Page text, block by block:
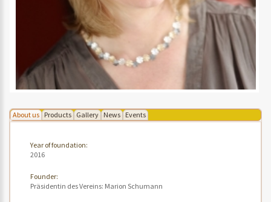
About us Products Gallery News Events
Year of foundation:
2016
Founder:
Präsidentin des Vereins: Marion Schumann